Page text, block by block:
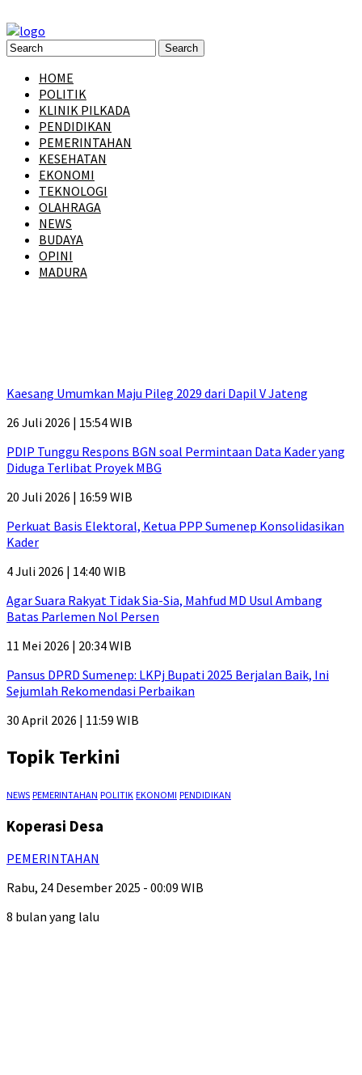
HOME
POLITIK
KLINIK PILKADA
PENDIDIKAN
PEMERINTAHAN
KESEHATAN
EKONOMI
TEKNOLOGI
OLAHRAGA
NEWS
BUDAYA
OPINI
MADURA
Kaesang Umumkan Maju Pileg 2029 dari Dapil V Jateng
26 Juli 2026 | 15:54 WIB
PDIP Tunggu Respons BGN soal Permintaan Data Kader yang
Diduga Terlibat Proyek MBG
20 Juli 2026 | 16:59 WIB
Perkuat Basis Elektoral, Ketua PPP Sumenep Konsolidasikan
Kader
4 Juli 2026 | 14:40 WIB
Agar Suara Rakyat Tidak Sia-Sia, Mahfud MD Usul Ambang
Batas Parlemen Nol Persen
11 Mei 2026 | 20:34 WIB
Pansus DPRD Sumenep: LKPj Bupati 2025 Berjalan Baik, Ini
Sejumlah Rekomendasi Perbaikan
30 April 2026 | 11:59 WIB
Topik Terkini
NEWS PEMERINTAHAN POLITIK EKONOMI PENDIDIKAN
Koperasi Desa
PEMERINTAHAN
Rabu, 24 Desember 2025 - 00:09 WIB
8 bulan yang lalu